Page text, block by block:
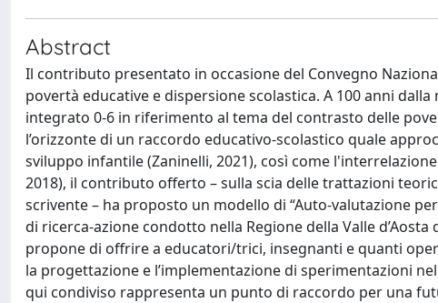
Abstract
Il contributo presentato in occasione del Convegno
povertà educative e dispersione scolastica. A 100 anni
integrato 0-6 in riferimento al tema del contrasto delle
l’orizzonte di un raccordo educativo-scolastico quale
sviluppo infantile (Zaninelli, 2021), così come
2018), il contributo offerto – sulla scia delle trattazioni
scrivente – ha proposto un modello di “Auto-valutazione
di ricerca-azione condotto nella Regione della Valle
propone di offrire a educatori/trici, insegnanti e quanti
la progettazione e l’implementazione di sperimentazioni
qui condiviso rappresenta un punto di raccordo per una